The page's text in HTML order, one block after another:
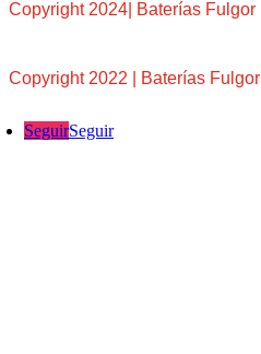
Copyright 2024| Baterías Fulgor
Copyright 2022 | Baterías Fulgor
SeguirSeguir